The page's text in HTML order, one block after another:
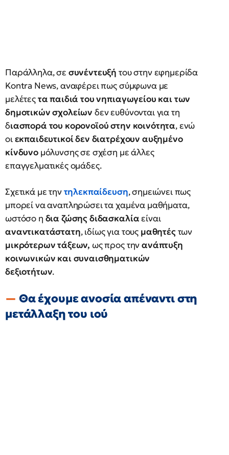
Παράλληλα, σε συνέντευξήτου στην εφημερίδα
Kontra News, αναφέρει πως σύμφωνα με
μελέτεςτα παιδιά του νηπιαγωγείου και των
δημοτικών σχολείων δεν ευθύνονται για τη
διασπορά του κορονοϊού στην κοινότητα, ενώ
οιεκπαιδευτικοί δεν διατρέχουν αυξημένο
κίνδυνομόλυνσης σε σχέση με άλλες
επαγγελματικές ομάδες.
Σχετικά με τηντηλεκπαίδευση, σημειώνει πως
μπορεί να αναπληρώσει τα χαμένα μαθήματα,
ωστόσο η δια ζώσης διδασκαλίαείναι
αναντικατάστατη, ιδίως για τους μαθητέςτων
μικρότερων τάξεων, ως προς τηνανάπτυξη
κοινωνικών και συναισθηματικών
δεξιοτήτων.
Θα έχουμε ανοσία απέναντι στη
μετάλλαξη του ιού